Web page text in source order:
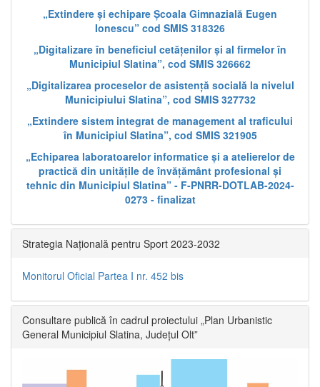
„Extindere și echipare Școala Gimnazială Eugen
Ionescu” cod SMIS 318326
„Digitalizare în beneficiul cetățenilor și al firmelor în
Municipiul Slatina”, cod SMIS 326662
„Digitalizarea proceselor de asistență socială la nivelul
Municipiului Slatina”, cod SMIS 327732
„Extindere sistem integrat de management al traficului
în Municipiul Slatina”, cod SMIS 321905
„Echiparea laboratoarelor informatice și a atelierelor de
practică din unitățile de învățământ profesional și
tehnic din Municipiul Slatina” - F-PNRR-DOTLAB-2024-
0273 - finalizat
Strategia Națională pentru Sport 2023-2032
Monitorul Oficial Partea I nr. 452 bis
Consultare publică în cadrul proiectului „Plan Urbanistic
General Municipiul Slatina, Județul Olt”